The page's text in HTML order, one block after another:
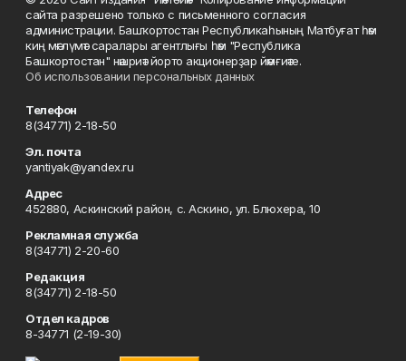
сайта разрешено только с письменного согласия
администрации. Башҡортостан Республикаһының Матбуғат һәм
киң мәғлүмәт саралары агентлығы һәм "Республика
Башкортостан" нәшриәт йорто акционерҙар йәмғиәте.
Об использовании персональных данных
Телефон
8(34771) 2-18-50
Эл. почта
yantiyak@yandex.ru
Адрес
452880, Аскинский район, с. Аскино, ул. Блюхера, 10
Рекламная служба
8(34771) 2-20-60
Редакция
8(34771) 2-18-50
Отдел кадров
8-34771 (2-19-30)